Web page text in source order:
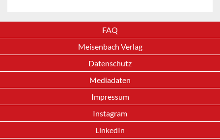
FAQ
Meisenbach Verlag
Datenschutz
Mediadaten
Impressum
Instagram
LinkedIn